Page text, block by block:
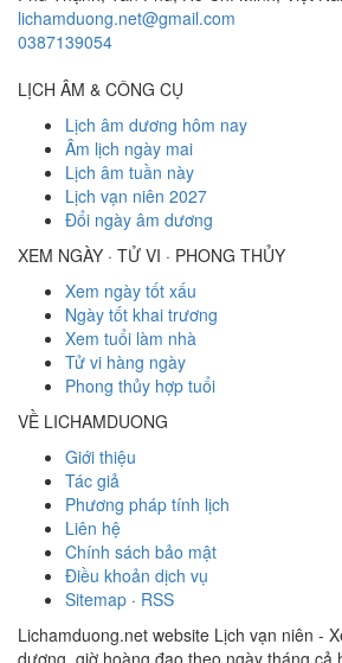
lichamduong.net@gmail.com
0387139054
LỊCH ÂM & CÔNG CỤ
Lịch âm dương hôm nay
Âm lịch ngày mai
Lịch âm tuần này
Lịch vạn niên 2027
Đổi ngày âm dương
XEM NGÀY · TỬ VI · PHONG THỦY
Xem ngày tốt xấu
Ngày tốt khai trương
Xem tuổi làm nhà
Tử vi hàng ngày
Phong thủy hợp tuổi
VỀ LICHAMDUONG
Giới thiệu
Tác giả
Phương pháp tính lịch
Liên hệ
Chính sách bảo mật
Điều khoản dịch vụ
Sitemap · RSS
Lichamduong.net website Lịch vạn niên -
dương, giờ hoàng đạo theo ngày tháng cả